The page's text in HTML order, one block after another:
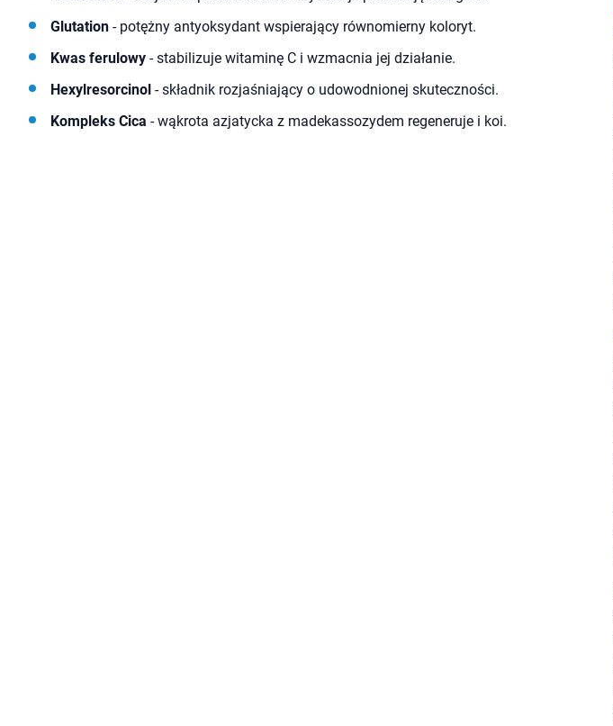
Glutation - potężny antyoksydant wspierający równomierny koloryt.
Kwas ferulowy - stabilizuje witaminę C i wzmacnia jej działanie.
Hexylresorcinol - składnik rozjaśniający o udowodnionej skuteczności.
Kompleks Cica - wąkrota azjatycka z madekassozydem regeneruje i koi.